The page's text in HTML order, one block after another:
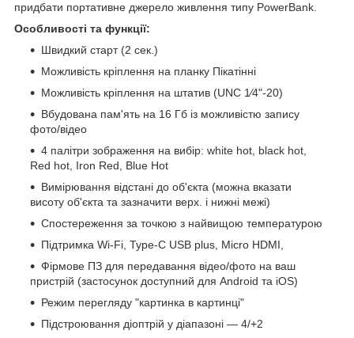
придбати портативне джерело живлення типу PowerBank.
Особливості та функції:
Швидкий старт (2 сек.)
Можливість кріплення на планку Пікатінні
Можливість кріплення на штатив (UNC 1⁄4"-20)
Вбудована пам'ять на 16 Гб із можливістю запису
фото/відео
4 палітри зображення на вибір: white hot, black hot,
Red hot, Iron Red, Blue Hot
Вимірювання відстані до об'єкта (можна вказати
висоту об'єкта та зазначити верх. і нижні межі)
Спостереження за точкою з найвищою температурою
Підтримка Wi-Fi, Type-C USB plus, Micro HDMI,
Фірмове ПЗ для передавання відео/фото на ваш
пристрій (застосунок доступний для Android та iOS)
Режим перегляду "картинка в картинці"
Підстроювання діоптрій у діапазоні — 4/+2